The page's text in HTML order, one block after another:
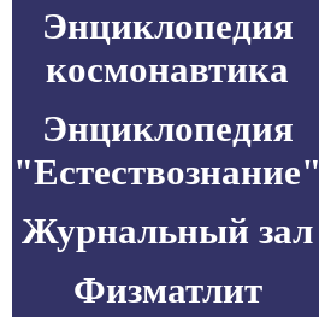
Энциклопедия
космонавтика
Энциклопедия
"Естествознание"
Журнальный зал
Физматлит